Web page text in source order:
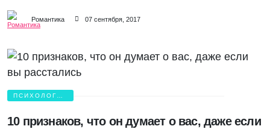
Романтика 07 сентября, 2017
ПСИХОЛОГИЯ
10 признаков, что он думает о вас, даже если